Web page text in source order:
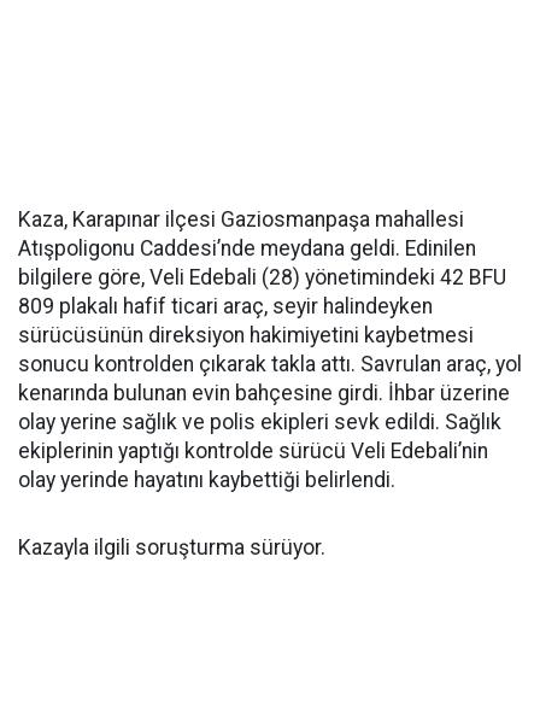
Kaza, Karapınar ilçesi Gaziosmanpaşa mahallesi
Atışpoligonu Caddesi’nde meydana geldi. Edinilen
bilgilere göre, Veli Edebali (28) yönetimindeki 42 BFU
809 plakalı hafif ticari araç, seyir halindeyken
sürücüsünün direksiyon hakimiyetini kaybetmesi
sonucu kontrolden çıkarak takla attı. Savrulan araç, yol
kenarında bulunan evin bahçesine girdi. İhbar üzerine
olay yerine sağlık ve polis ekipleri sevk edildi. Sağlık
ekiplerinin yaptığı kontrolde sürücü Veli Edebali’nin
olay yerinde hayatını kaybettiği belirlendi.
Kazayla ilgili soruşturma sürüyor.